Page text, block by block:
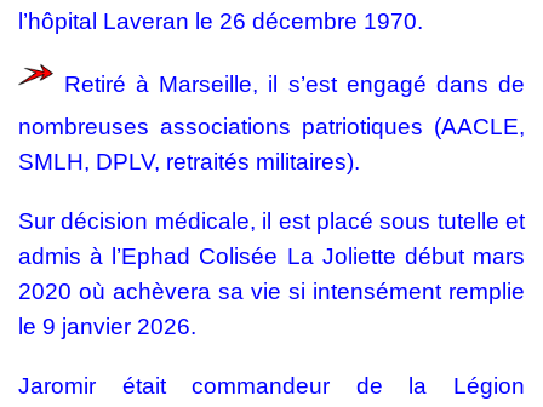
l’hôpital Laveran le 26 décembre 1970.
Retiré à Marseille, il s’est engagé dans de
nombreuses associations patriotiques (AACLE,
SMLH, DPLV, retraités militaires).
Sur décision médicale, il est placé sous tutelle et
admis à l’Ephad Colisée La Joliette début mars
2020 où achèvera sa vie si intensément remplie
le 9 janvier 2026.
Jaromir était commandeur de la Légion